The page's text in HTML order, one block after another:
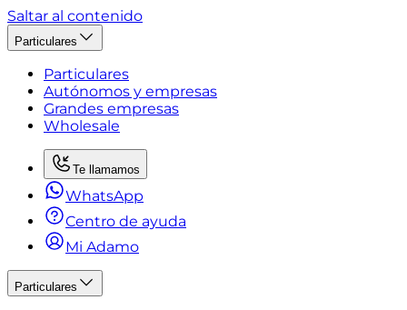
Saltar al contenido
Particulares
Particulares
Autónomos y empresas
Grandes empresas
Wholesale
Te llamamos
WhatsApp
Centro de ayuda
Mi Adamo
Particulares